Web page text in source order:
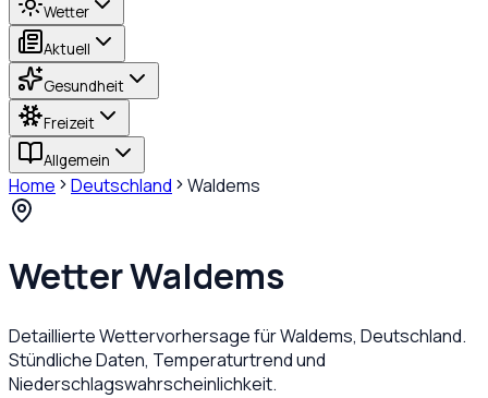
Wetter
Aktuell
Gesundheit
Freizeit
Allgemein
Home Deutschland Waldems
WetterWaldems
Detaillierte Wettervorhersage fürWaldems, Deutschland.
Stündliche Daten, Temperaturtrend und
Niederschlagswahrscheinlichkeit.